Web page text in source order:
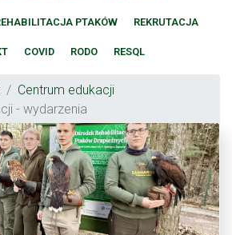
PTAKÓW REKRUTACJA
COVID RODO RESQL
Centrum edukacji
- wydarzenia